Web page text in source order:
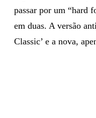
passar por um “hard
em duas. A versão
Classic’ e a nova,